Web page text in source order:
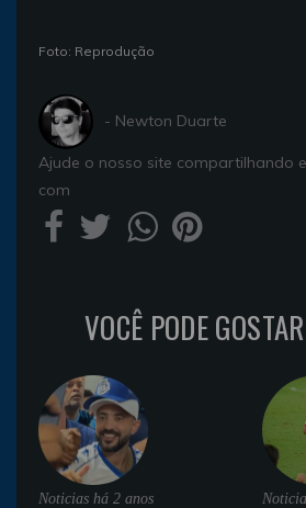
Foto: Reprodução
- Newton Duarte
Ajude o nosso site compartilhando
com
VOCÊ PODE
Noticias há 2 anos